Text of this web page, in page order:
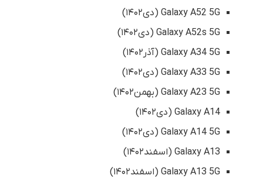
Galaxy A52 5G (دی۱۴۰۲)
Galaxy A52s 5G (دی۱۴۰۲)
Galaxy A34 5G (آذر۱۴۰۲)
Galaxy A33 5G (دی۱۴۰۲)
Galaxy A23 5G (بهمن۱۴۰۲)
Galaxy A14 (دی۱۴۰۲)
Galaxy A14 5G (دی۱۴۰۲)
Galaxy A13 (اسفند۱۴۰۲)
Galaxy A13 5G (اسفند۱۴۰۲)